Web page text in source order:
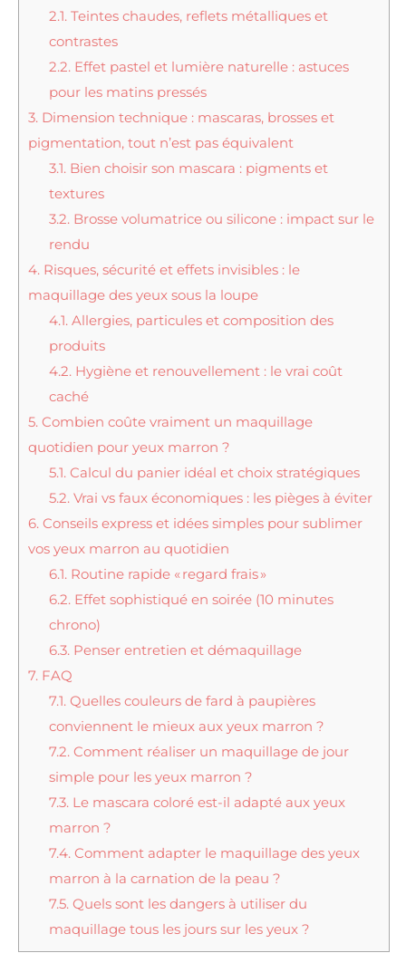
2.1. Teintes chaudes, reflets métalliques et
contrastes
2.2. Effet pastel et lumière naturelle : astuces
pour les matins pressés
3. Dimension technique : mascaras, brosses et
pigmentation, tout n’est pas équivalent
3.1. Bien choisir son mascara : pigments et
textures
3.2. Brosse volumatrice ou silicone : impact sur le
rendu
4. Risques, sécurité et effets invisibles : le
maquillage des yeux sous la loupe
4.1. Allergies, particules et composition des
produits
4.2. Hygiène et renouvellement : le vrai coût
caché
5. Combien coûte vraiment un maquillage
quotidien pour yeux marron ?
5.1. Calcul du panier idéal et choix stratégiques
5.2. Vrai vs faux économiques : les pièges à éviter
6. Conseils express et idées simples pour sublimer
vos yeux marron au quotidien
6.1. Routine rapide « regard frais »
6.2. Effet sophistiqué en soirée (10 minutes
chrono)
6.3. Penser entretien et démaquillage
7. FAQ
7.1. Quelles couleurs de fard à paupières
conviennent le mieux aux yeux marron ?
7.2. Comment réaliser un maquillage de jour
simple pour les yeux marron ?
7.3. Le mascara coloré est-il adapté aux yeux
marron ?
7.4. Comment adapter le maquillage des yeux
marron à la carnation de la peau ?
7.5. Quels sont les dangers à utiliser du
maquillage tous les jours sur les yeux ?